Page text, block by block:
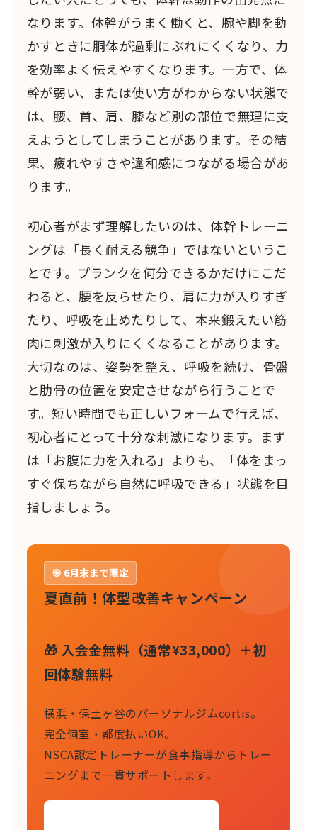
なります。体幹がうまく働くと、腕や脚を動
かすときに胴体が過剰にぶれにくくなり、力
を効率よく伝えやすくなります。一方で、体
幹が弱い、または使い方がわからない状態で
は、腰、首、肩、膝など別の部位で無理に支
えようとしてしまうことがあります。その結
果、疲れやすさや違和感につながる場合があ
ります。
初心者がまず理解したいのは、体幹トレーニ
ングは「長く耐える競争」ではないというこ
とです。プランクを何分できるかだけにこだ
わると、腰を反らせたり、肩に力が入りすぎ
たり、呼吸を止めたりして、本来鍛えたい筋
肉に刺激が入りにくくなることがあります。
大切なのは、姿勢を整え、呼吸を続け、骨盤
と肋骨の位置を安定させながら行うことで
す。短い時間でも正しいフォームで行えば、
初心者にとって十分な刺激になります。まず
は「お腹に力を入れる」よりも、「体をまっ
すぐ保ちながら自然に呼吸できる」状態を目
指しましょう。
🎯 6月末まで限定
夏直前！体型改善キャンペーン
🎁 入会金無料（通常¥33,000）＋初
回体験無料
横浜・保土ヶ谷のパーソナルジムcortis。
完全個室・都度払いOK。
NSCA認定トレーナーが食事指導からトレー
ニングまで一貫サポートします。